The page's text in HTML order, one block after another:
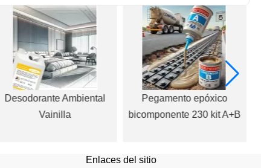
Desodorante Ambiental
Vainilla
Pegamento epóxico
bicomponente 230 kit A+B
Enlaces del sitio